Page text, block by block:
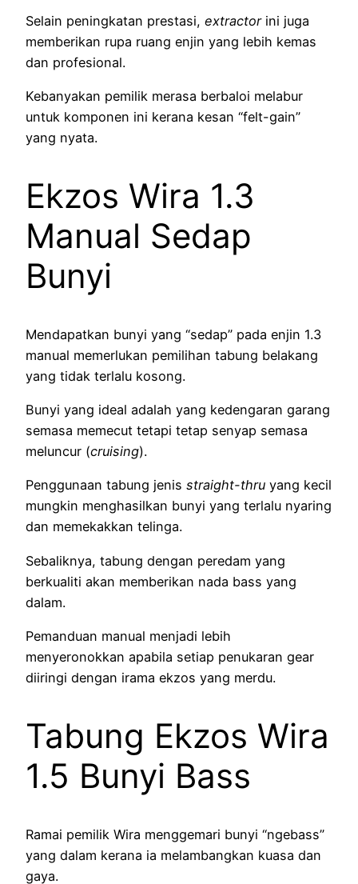
Selain peningkatan prestasi, extractorini juga
memberikan rupa ruang enjin yang lebih kemas
dan profesional.
Kebanyakan pemilik merasa berbaloi melabur
untuk komponen ini kerana kesan “felt-gain”
yang nyata.
Ekzos Wira 1.3
Manual Sedap
Bunyi
Mendapatkan bunyi yang “sedap” pada enjin 1.3
manual memerlukan pemilihan tabung belakang
yang tidak terlalu kosong.
Bunyi yang ideal adalah yang kedengaran garang
semasa memecut tetapi tetap senyap semasa
meluncur (cruising).
Penggunaan tabung jenis straight-thru yang kecil
mungkin menghasilkan bunyi yang terlalu nyaring
dan memekakkan telinga.
Sebaliknya, tabung dengan peredam yang
berkualiti akan memberikan nada bass yang
dalam.
Pemanduan manual menjadi lebih
menyeronokkan apabila setiap penukaran gear
diiringi dengan irama ekzos yang merdu.
Tabung Ekzos Wira
1.5 Bunyi Bass
Ramai pemilik Wira menggemari bunyi “ngebass”
yang dalam kerana ia melambangkan kuasa dan
gaya.